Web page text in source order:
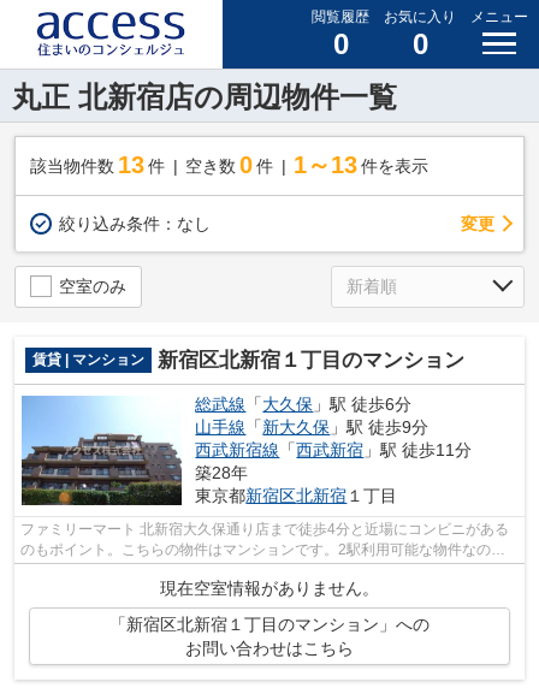
閲覧履歴
0
お気に入り
0
メニュー
丸正 北新宿店の周辺物件一覧
該当物件数 13件 空き数 0 件 1～13 件を表示
絞り込み条件： なし 変更
空室のみ
賃貸 | マンション 新宿区北新宿１丁目のマンション
総武線 「大久保 」駅 徒歩6分
山手線 「新大久保 」駅 徒歩9分
西武新宿線 「西武新宿 」駅 徒歩11分
築28年
東京都新宿区北新宿 １丁目
ファミリーマート 北新宿大久保通り店まで徒歩4分と近場にコンビニがある
のもポイント。こちらの物件はマンションです。2駅利用可能な物件なので
交通の利便性が良いのが魅力です。駅か...
現在空室情報がありません。
「新宿区北新宿１丁目のマンション」への
お問い合わせはこちら